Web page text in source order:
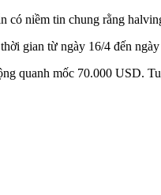
có niềm tin chung rằng
gian từ ngày 16/4 đến ngày
quanh mốc 70.000 USD.